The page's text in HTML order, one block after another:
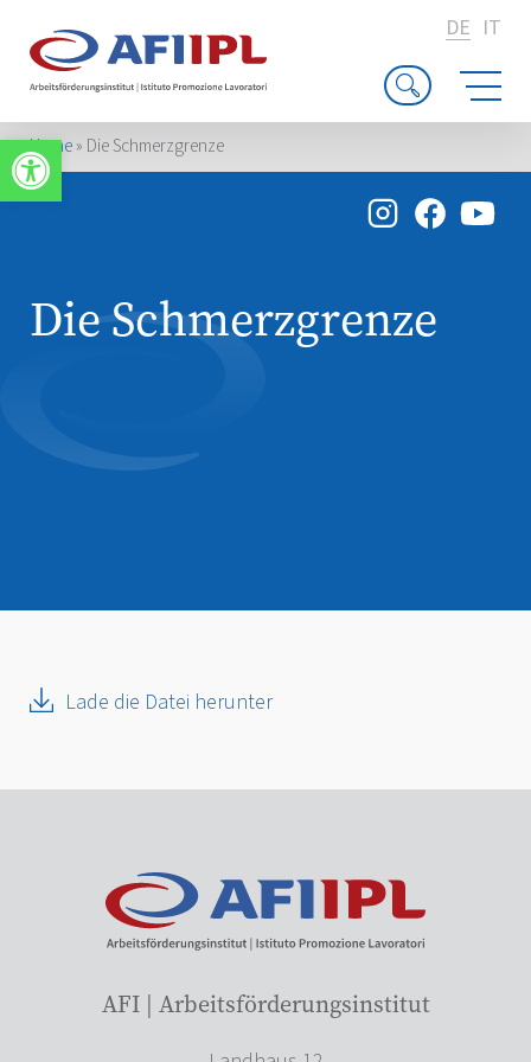
Werkzeugleiste öffnen
DE IT
Home» Die Schmerzgrenze
Die Schmerzgrenze
Lade die Datei herunter
AFI | Arbeitsförderungsinstitut